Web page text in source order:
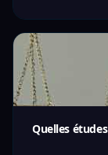
Quelles